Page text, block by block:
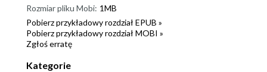
Rozmiar pliku Mobi: 1MB
Pobierz przykładowy rozdział EPUB »
Pobierz przykładowy rozdział MOBI »
Zgłoś erratę
Kategorie